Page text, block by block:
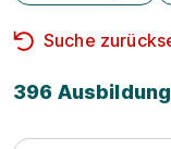
Suche
396